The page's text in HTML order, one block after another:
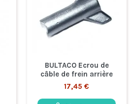
BULTACO Ecrou de
câble de frein arrière
17,45 €